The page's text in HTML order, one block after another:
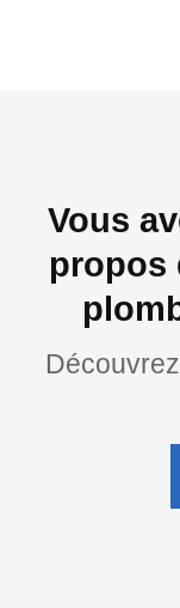
Vous
propos